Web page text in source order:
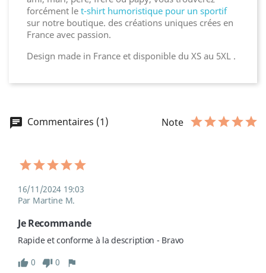
forcément le t-shirt humoristique pour un sportif
sur notre boutique. des créations uniques crées en
France avec passion.
Design made in France et disponible du XS au 5XL .
Commentaires (1) Note
16/11/2024 19:03
Par Martine M.
Je Recommande
Rapide et conforme à la description - Bravo
0
0